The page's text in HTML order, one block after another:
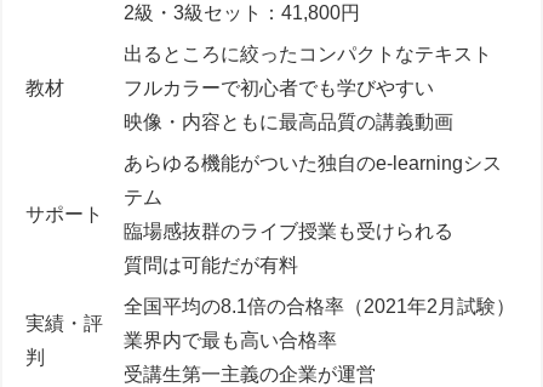
2級・3級セット：41,800円
教材
出るところに絞ったコンパクトなテキスト
フルカラーで初心者でも学びやすい
映像・内容ともに最高品質の講義動画
サポート
あらゆる機能がついた独自のe-learningシス
テム
臨場感抜群のライブ授業も受けられる
質問は可能だが有料
実績・評
判
全国平均の8.1倍の合格率（2021年2月試験）
業界内で最も高い合格率
受講生第一主義の企業が運営